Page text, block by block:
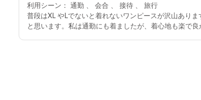
利用シーン： 通勤 、 会合 、 接待 、 旅行
普段はXL やLでないと着れないワンピースが沢山あり
と思います。私は通勤にも着ましたが、着心地も楽で良